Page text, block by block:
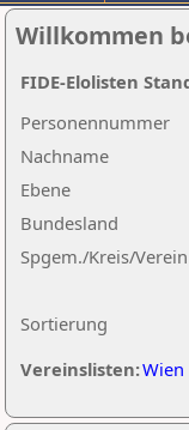
Willkommen
Nachname
Ebene
Sortierung
Personennummer
Bundesland
Spgem./Kreis/Verein
Vereinslisten:Wien
FIDE-Elolisten